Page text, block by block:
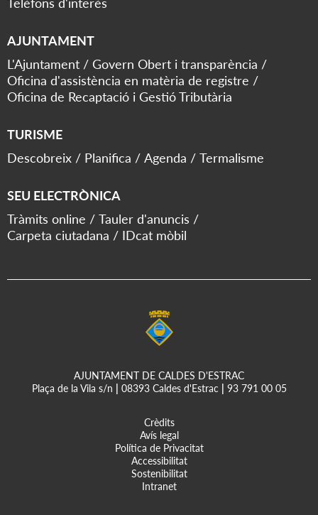
AJUNTAMENT
L'Ajuntament
Govern Obert i transparència
Oficina d'assistència en matèria de registre
Oficina de Recaptació i Gestió Tributària
TURISME
Descobreix
Planifica Agenda Termalisme
SEU ELECTRÒNICA
Tràmits online
Tauler d'anuncis
Carpeta ciutadana
IDcat mòbil
AJUNTAMENT DE CALDES D'ESTRAC
Plaça de la Vila s/n
08393 Caldes d'Estrac 93 791 00 05
Crèdits
Avís legal
Política de Privacitat
Accessibilitat
Sostenibilitat
Intranet